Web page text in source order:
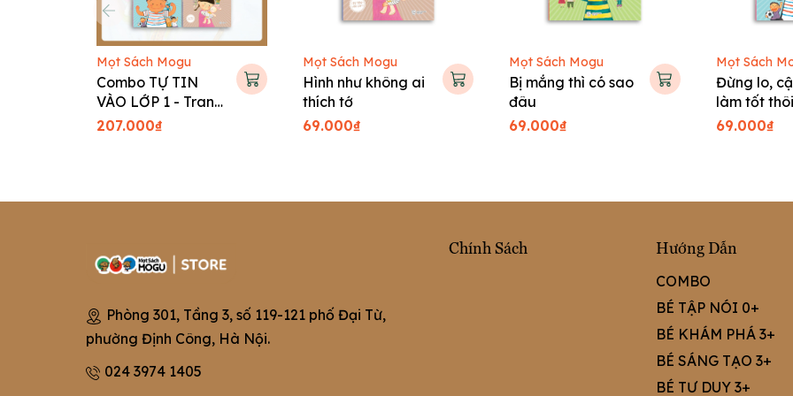
Mọt Sách Mogu
Combo TỰ TIN
VÀO LỚP 1 - Tranh
truyện Hàn Quốc
207.000₫
Mọt Sách Mogu
Hình như không ai
thích tớ
69.000₫
Mọt Sách Mogu
Bị mắng thì có sao
đâu
69.000₫
Mọt Sách
Đừng lo,
làm tốt thôi
69.000₫
Phòng 301, Tầng 3, số 119-121 phố Đại Từ,
phường Định Công, Hà Nội.
024 3974 1405
Chính Sách Hướng Dẫn
COMBO
BÉ TẬP NÓI 0+
BÉ KHÁM PHÁ 3+
BÉ SÁNG TẠO 3+
BÉ TƯ DUY 3+